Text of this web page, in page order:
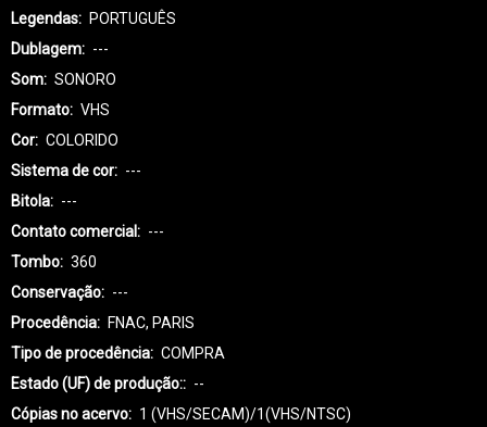
Legendas
PORTUGUÊS
Dublagem
---
Som
SONORO
Formato
VHS
Cor
COLORIDO
Sistema de cor
---
Bitola
---
Contato comercial
---
Tombo
360
Conservação
---
Procedência
FNAC, PARIS
Tipo de procedência
COMPRA
Estado (UF) de produção:
--
Cópias no acervo
1 (VHS/SECAM)/1(VHS/NTSC)